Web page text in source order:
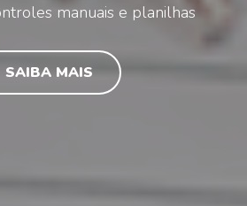
manuais e planilhas
SAIBA MAIS